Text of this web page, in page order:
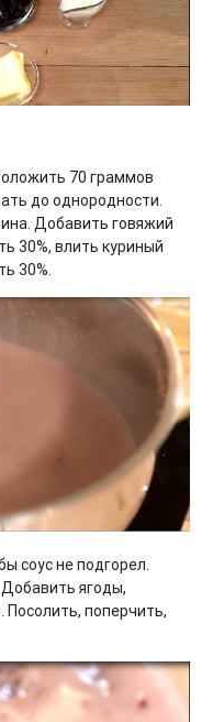
70 граммов
до однородности.
Добавить говяжий
30%, влить куриный
30%.
соус не подгорел.
ягоды,
Посолить, поперчить,